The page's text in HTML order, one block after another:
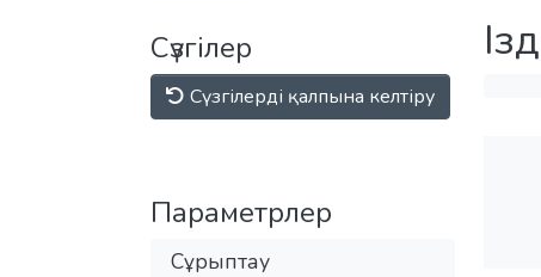
Сүзгілер
Сүзгілерді қалпына келтіру
Параметрлер
Сұрыптау